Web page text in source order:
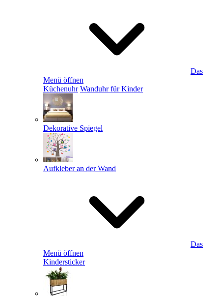
Das
Menü öffnen
Küchenuhr Wanduhr für Kinder
Dekorative Spiegel
Aufkleber an der Wand
Das
Menü öffnen
Kindersticker